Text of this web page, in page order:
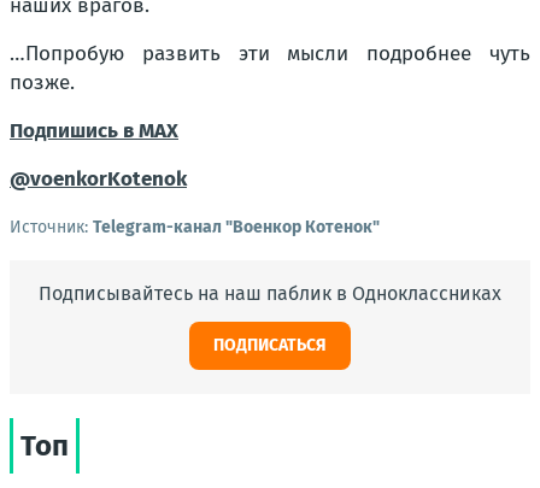
наших врагов.
…Попробую развить эти мысли подробнее чуть
позже.
Подпишись в MAX
@voenkorKotenok
Источник: Telegram-канал "Военкор Котенок"
Подписывайтесь на наш паблик в Одноклассниках
ПОДПИСАТЬСЯ
Топ